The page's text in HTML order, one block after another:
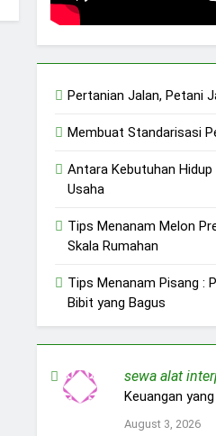
Pertanian Jalan, Petani
Membuat Standarisasi
Antara Kebutuhan Hidup
Usaha
Tips Menanam Melon
Skala Rumahan
Tips Menanam Pisang :
Bibit yang Bagus
sewa alat
Keuangan
August 3, 2026